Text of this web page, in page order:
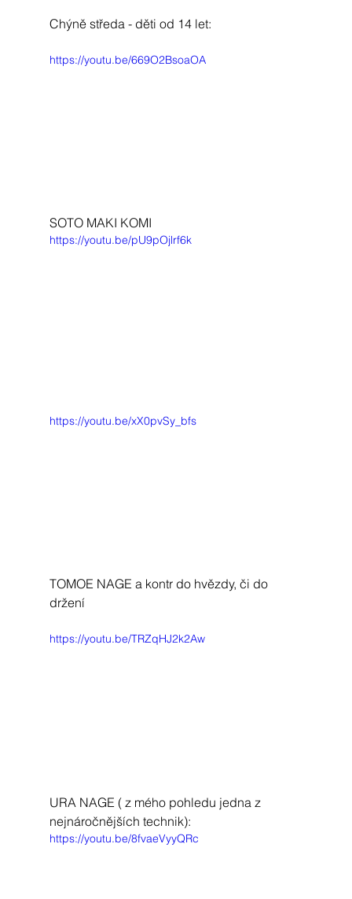
Chýně středa - děti od 14 let:
https://youtu.be/669O2BsoaOA
SOTO MAKI KOMI
https://youtu.be/pU9pOjlrf6k
https://youtu.be/xX0pvSy_bfs
TOMOE NAGE a kontr do hvězdy, či do
držení
https://youtu.be/TRZqHJ2k2Aw
URA NAGE ( z mého pohledu jedna z
nejnáročnějších technik):
https://youtu.be/8fvaeVyyQRc